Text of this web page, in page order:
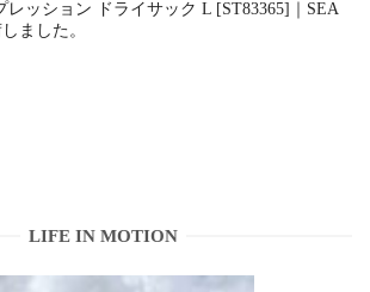
レッション ドライサック L [ST83365]｜SEA
ました。
LIFE IN MOTION